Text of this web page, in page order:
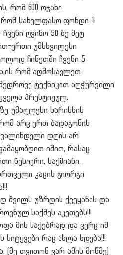
რომ 600 ოჯახი
სახელფასო ფონდი 4
ღვინო 50 ზე მეტ
ერთი უმსხვილესი
ჩინეთში ჩვენი 5
რომ აღმოსავლეთ
ტექნიკით აღჭურვილი
პრესტიჟულ,
უმაღლესი ხარისხის
არც ერთ ბადაგონის
დღის არ
იმით, რასაც
წესიერი, საქმიანი,
კაცის გიორგი
შვილს უზრდის ქვეყანას და
საქმეს აკეთებს!!!
მის საქებრად და ვერც იმ
რაც ახლა ხდება!!!
(მე თვითონ ვარ ამის მოწმე)